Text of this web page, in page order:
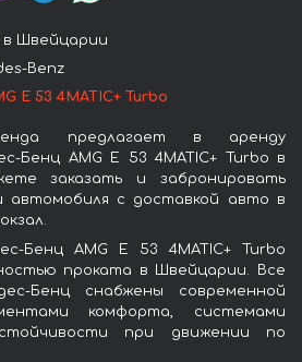
Швейцарии
Benz
E 53 4MATIC+ Turbo
предлагает в аренду
Бенц AMG E 53 4MATIC+ Turbo в
заказать и забронировать
автомобиля с доставкой авто в
Бенц AMG E 53 4MATIC+ Turbo
проката в Швейцарии. Все
Бенц снабжены современной
комфорта, системами
при движении по